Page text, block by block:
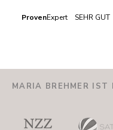
ProvenExpert SEHR GUT
MARIA BREHMER IST